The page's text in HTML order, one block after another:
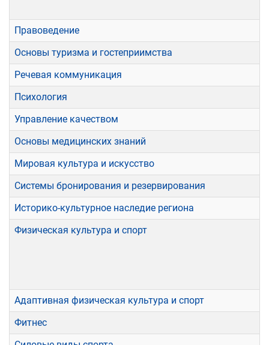
Правоведение
Основы туризма и гостеприимства
Речевая коммуникация
Психология
Управление качеством
Основы медицинских знаний
Мировая культура и искусство
Системы бронирования и резервирования
Историко-культурное наследие региона
Физическая культура и спорт
Адаптивная физическая культура и спорт
Фитнес